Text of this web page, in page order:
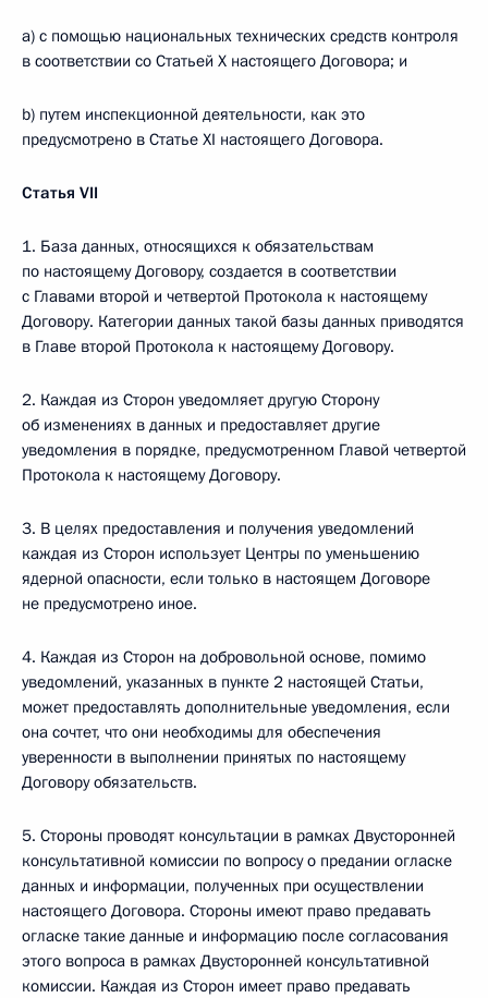
а) с помощью национальных технических средств контроля
в соответствии со Статьей Х настоящего Договора; и
b) путем инспекционной деятельности, как это
предусмотрено в Статье XI настоящего Договора.
Статья VII
1. База данных, относящихся к обязательствам
по настоящему Договору, создается в соответствии
с Главами второй и четвертой Протокола к настоящему
Договору. Категории данных такой базы данных приводятся
в Главе второй Протокола к настоящему Договору.
2. Каждая из Сторон уведомляет другую Сторону
об изменениях в данных и предоставляет другие
уведомления в порядке, предусмотренном Главой четвертой
Протокола к настоящему Договору.
3. В целях предоставления и получения уведомлений
каждая из Сторон использует Центры по уменьшению
ядерной опасности, если только в настоящем Договоре
не предусмотрено иное.
4. Каждая из Сторон на добровольной основе, помимо
уведомлений, указанных в пункте 2 настоящей Статьи,
может предоставлять дополнительные уведомления, если
она сочтет, что они необходимы для обеспечения
уверенности в выполнении принятых по настоящему
Договору обязательств.
5. Стороны проводят консультации в рамках Двусторонней
консультативной комиссии по вопросу о предании огласке
данных и информации, полученных при осуществлении
настоящего Договора. Стороны имеют право предавать
огласке такие данные и информацию после согласования
этого вопроса в рамках Двусторонней консультативной
комиссии. Каждая из Сторон имеет право предавать